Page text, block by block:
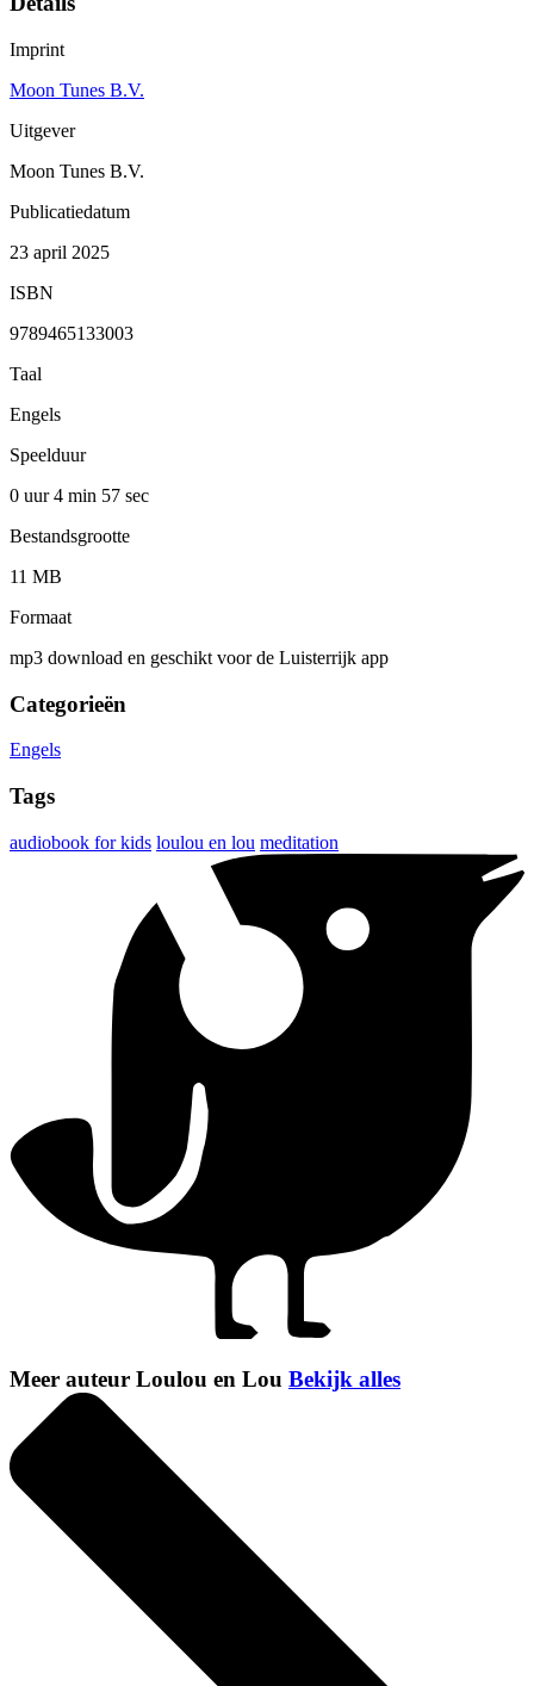
Imprint
Moon Tunes B.V.
Uitgever
Moon Tunes B.V.
Publicatiedatum
23 april 2025
ISBN
9789465133003
Taal
Engels
Speelduur
0 uur 4 min 57 sec
Bestandsgrootte
11 MB
Formaat
mp3 download en geschikt voor de Luisterrijk app
Categorieën
Engels
Tags
audiobook for kids loulou en lou meditation
Meer auteur Loulou en Lou Bekijk alles